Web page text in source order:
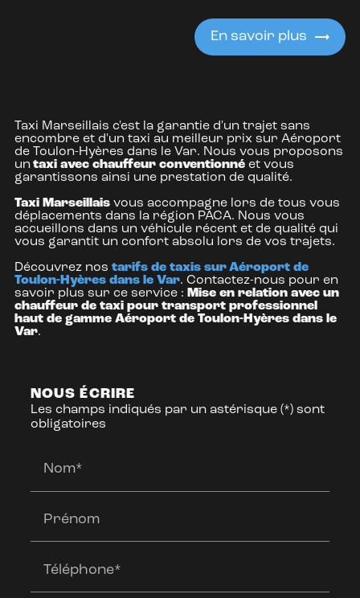
En savoir plus
Taxi Marseillais c'est la garantie d'un trajet sans
encombre et d'un taxi au meilleur prix sur Aéroport
de Toulon-Hyères dans le Var. Nous vous proposons
un taxi avec chauffeur conventionnéet vous
garantissons ainsi une prestation de qualité.
Taxi Marseillaisvous accompagne lors de tous vous
déplacements dans la région PACA. Nous vous
accueillons dans un véhicule récent et de qualité qui
vous garantit un confort absolu lors de vos trajets.
Découvrez nos tarifs de taxis sur Aéroport de
Toulon-Hyères dans le Var. Contactez-nous pour en
savoir plus sur ce service : Mise en relation avec un
chauffeur de taxi pour transport professionnel
haut de gamme Aéroport de Toulon-Hyères dans le
Var.
NOUS ÉCRIRE
Les champs indiqués par un astérisque (*) sont
obligatoires
Nom*
Prénom
Téléphone*